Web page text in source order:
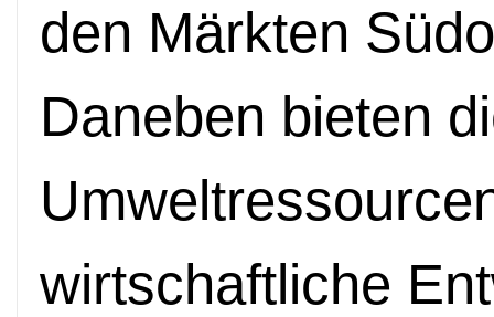
den Märkten
Daneben bieten
wirtschaftliche